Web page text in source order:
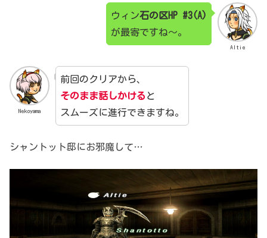
Altie
ウィン石の区HP #3(A)
が最寄ですね～。
Nekoyama
前回のクリアから、
そのまま話しかける と
スムーズに進行できますね。
シャントット邸にお邪魔して…